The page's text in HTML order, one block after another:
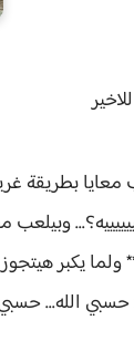
بطريقة
ولما يكبر
الله...